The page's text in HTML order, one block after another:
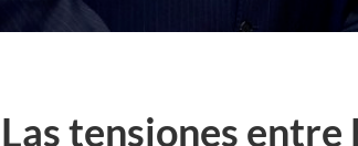
Las tensiones entre